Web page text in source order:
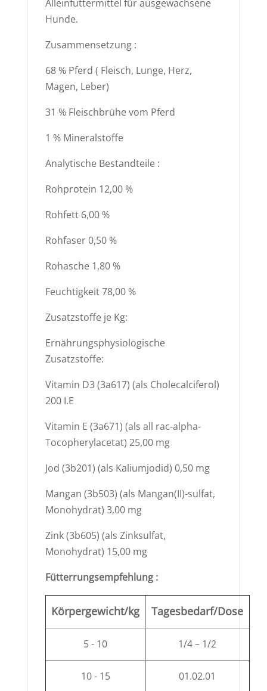
Alleinfuttermittel für ausgewachsene
Hunde.
Zusammensetzung :
68 % Pferd ( Fleisch, Lunge, Herz,
Magen, Leber)
31 % Fleischbrühe vom Pferd
1 % Mineralstoffe
Analytische Bestandteile :
Rohprotein 12,00 %
Rohfett 6,00 %
Rohfaser 0,50 %
Rohasche 1,80 %
Feuchtigkeit 78,00 %
Zusatzstoffe je Kg:
Ernährungsphysiologische
Zusatzstoffe:
Vitamin D3 (3a617) (als Cholecalciferol)
200 I.E
Vitamin E (3a671) (als all rac-alpha-
Tocopherylacetat) 25,00 mg
Jod (3b201) (als Kaliumjodid) 0,50 mg
Mangan (3b503) (als Mangan(II)-sulfat,
Monohydrat) 3,00 mg
Zink (3b605) (als Zinksulfat,
Monohydrat) 15,00 mg
Fütterrungsempfehlung :
Körpergewicht/kg Tagesbedarf/Dose
5 - 10 1/4 – 1/2
10 - 15 01.02.01